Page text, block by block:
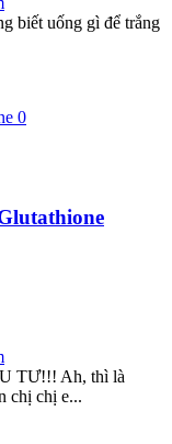
biết uống gì để trắng
TƯ!!! Ah, thì là
chị chị e...